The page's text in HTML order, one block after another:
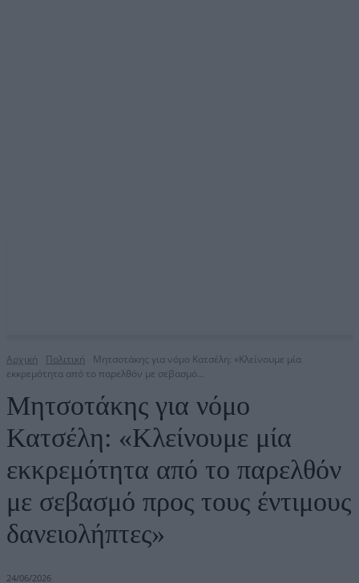
Αρχική Πολιτική
Μητσοτάκης για νόμο Κατσέλη: «Κλείνουμε μία
εκκρεμότητα από το παρελθόν με σεβασμό...
Μητσοτάκης για νόμο
Κατσέλη: «Κλείνουμε μία
εκκρεμότητα από το παρελθόν
με σεβασμό προς τους έντιμους
δανειολήπτες»
24/06/2026